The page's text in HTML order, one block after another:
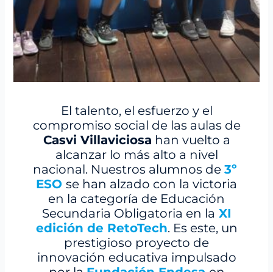
El talento, el esfuerzo y el
compromiso social de las aulas de
Casvi Villaviciosa han vuelto a
alcanzar lo más alto a nivel
nacional. Nuestros alumnos de 3º
ESO se han alzado con la victoria
en la categoría de Educación
Secundaria Obligatoria en la XI
edición de RetoTech. Es este, un
prestigioso proyecto de
innovación educativa impulsado